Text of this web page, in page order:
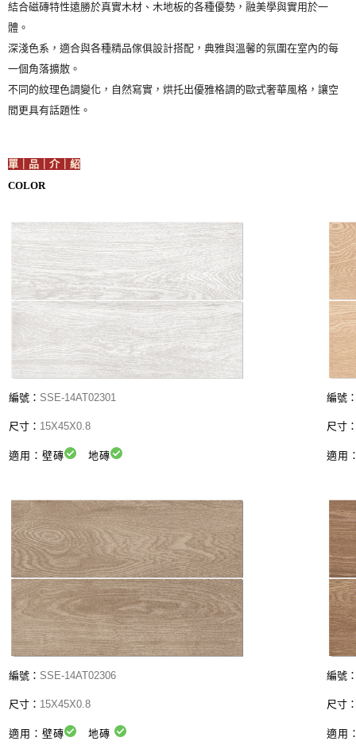
結合磁磚特性遠勝於真實木材、木地板的各種優勢，融美學與實用於一
體。
深淺色系，適合與各種精品傢俱設計搭配，典雅與溫馨的氛圍在室內的每
一個角落擴散。
不同的紋理色調變化，自然寫實，烘托出優雅格調的歐式奢華風格，讓空
間更具有話題性。
單｜品｜介｜紹
COLOR
編號： SSE-14AT02301
尺寸： 15X45X0.8
適用：壁磚 地磚
編號
尺寸
適用
編號： SSE-14AT02306
尺寸： 15X45X0.8
適用：壁磚 地磚
編號
尺寸
適用